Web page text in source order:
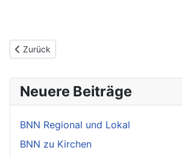
Vorheriger Beitrag: Musikbücher
Zurück
Neuere Beiträge
BNN Regional und Lokal
BNN zu Kirchen